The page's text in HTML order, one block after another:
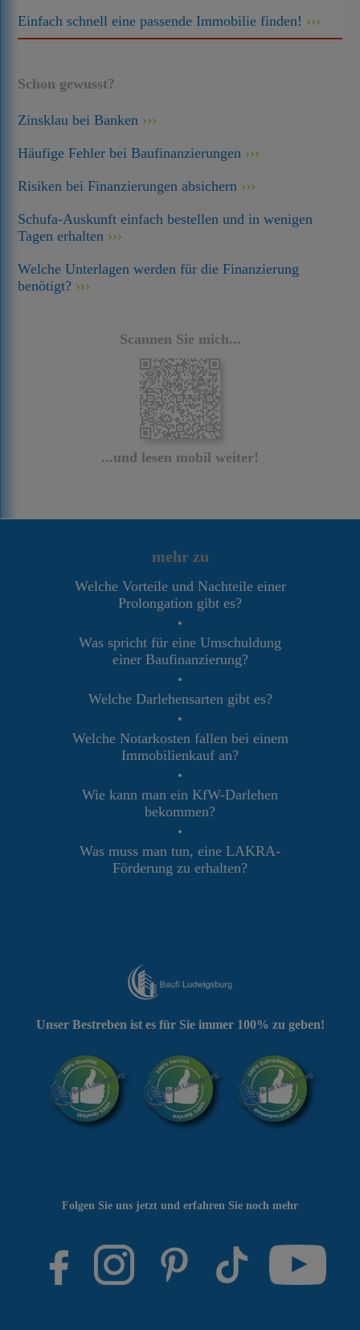
Einfach schnell eine passende Immobilie finden!
Schon gewusst?
Zinsklau bei Banken
Häufige Fehler bei Baufinanzierungen
Risiken bei Finanzierungen absichern
Schufa-Auskunft einfach bestellen und in wenigen
Tagen erhalten
Welche Unterlagen werden für die Finanzierung
benötigt?
Scannen Sie mich...
...und lesen mobil weiter!
mehr zu
Welche Vorteile und Nachteile einer
Prolongation gibt es?
•
Was spricht für eine Umschuldung
einer Baufinanzierung?
•
Welche Darlehensarten gibt es?
•
Welche Notarkosten fallen bei einem
Immobilienkauf an?
•
Wie kann man ein KfW-Darlehen
bekommen?
•
Was muss man tun, eine LAKRA-
Förderung zu erhalten?
Folgen Sie uns jetzt und erfahren Sie noch mehr
Unser Bestreben ist es für Sie immer 100% zu geben!